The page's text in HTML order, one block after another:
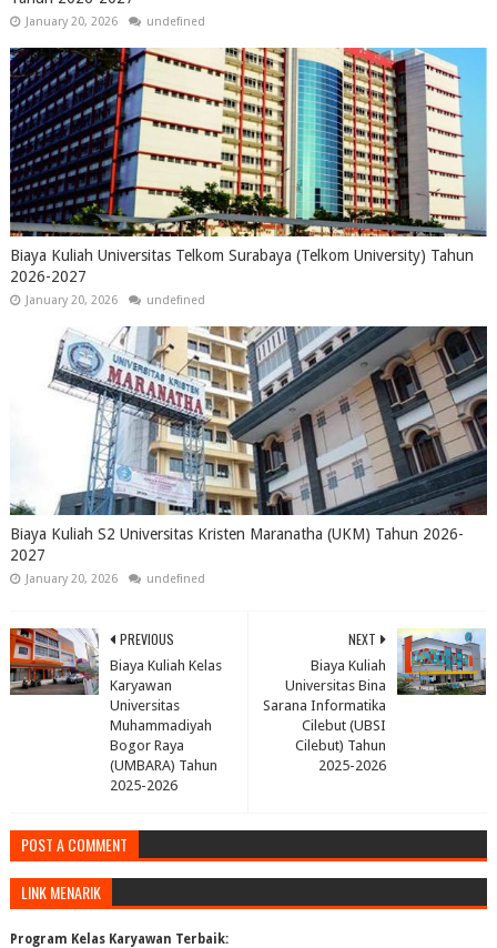
January 20, 2026 undefined
Biaya Kuliah Universitas Telkom Surabaya (Telkom University) Tahun
2026-2027
January 20, 2026 undefined
Biaya Kuliah S2 Universitas Kristen Maranatha (UKM) Tahun 2026-
2027
January 20, 2026 undefined
NEXT
Biaya Kuliah
Universitas Bina
Sarana Informatika
Cilebut (UBSI
Cilebut) Tahun
2025-2026
PREVIOUS
Biaya Kuliah Kelas
Karyawan
Universitas
Muhammadiyah
Bogor Raya
(UMBARA) Tahun
2025-2026
POST A COMMENT
LINK MENARIK
Program Kelas Karyawan Terbaik: